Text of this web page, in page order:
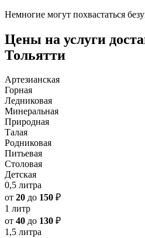
Немногие могут похвастаться
Цены на услуги
Тольятти
Артезианская
Горная
Ледниковая
Минеральная
Природная
Талая
Родниковая
Питьевая
Столовая
Детская
0,5 литра
от 20 до 150 ₽
1 литр
от 40 до 130 ₽
1,5 литра